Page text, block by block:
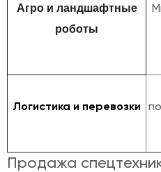
Агро и ландшафтные
роботы
Логистика и перевозки
Продажа